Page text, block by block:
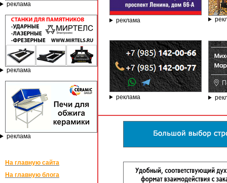
реклама
реклама
реклама
На главную сайта
На главную блога
реклама
реклама